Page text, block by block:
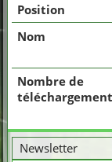
Email
Newsletter